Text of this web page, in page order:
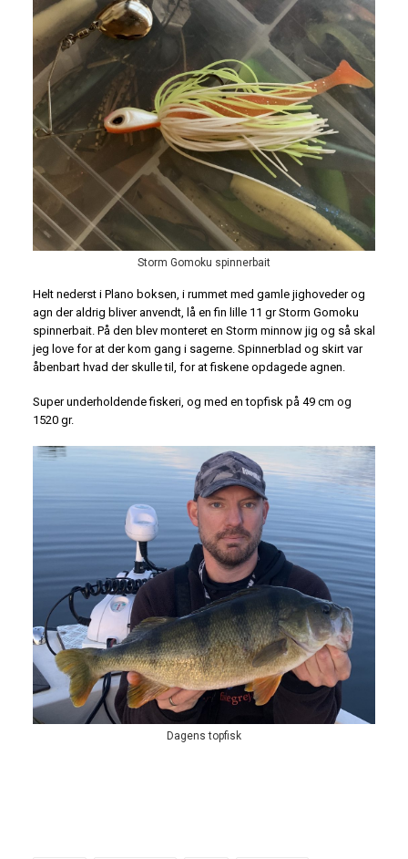
Storm Gomoku spinnerbait
Helt nederst i Plano boksen, i rummet med gamle jighoveder og
agn der aldrig bliver anvendt, lå en fin lille 11 gr Storm Gomoku
spinnerbait. På den blev monteret en Storm minnow jig og så skal
jeg love for at der kom gang i sagerne. Spinnerblad og skirt var
åbenbart hvad der skulle til, for at fiskene opdagede agnen.
Super underholdende fiskeri, og med en topfisk på 49 cm og
1520 gr.
Dagens topfisk